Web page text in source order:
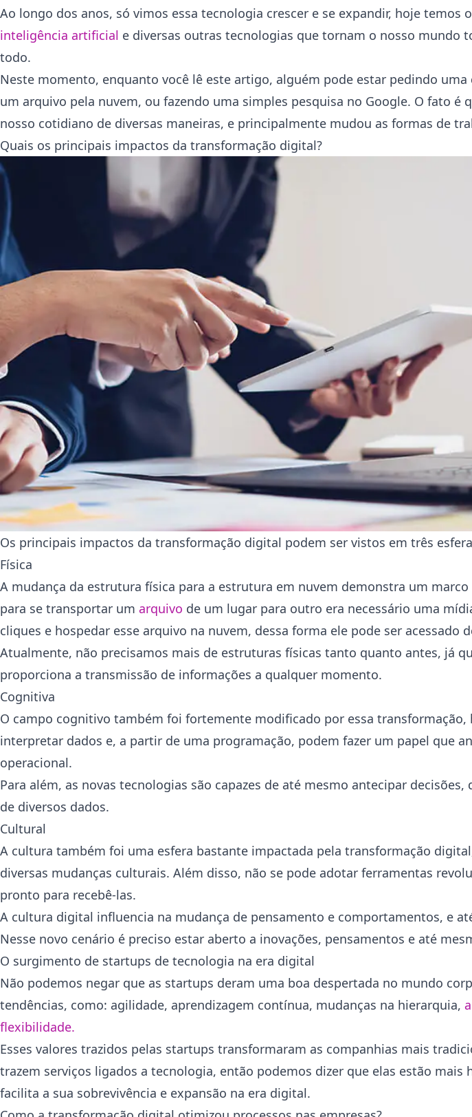
Ao longo dos anos, só vimos essa tecnologia crescer e se expandir, hoje temos o
inteligência artificial e diversas outras tecnologias que tornam o nosso
todo.
Neste momento, enquanto você lê este artigo, alguém pode estar pedindo
um arquivo pela nuvem, ou fazendo uma simples pesquisa no Google. O fato
nosso cotidiano de diversas maneiras, e principalmente mudou as formas de
Quais os principais impactos da transformação digital?
Os principais impactos da transformação digital podem ser vistos em três
Física
A mudança da estrutura física para a estrutura em nuvem demonstra um
para se transportar um arquivo de um lugar para outro era necessário uma
cliques e hospedar esse arquivo na nuvem, dessa forma ele pode ser
Atualmente, não precisamos mais de estruturas físicas tanto quanto antes, já
proporciona a transmissão de informações a qualquer momento.
Cognitiva
O campo cognitivo também foi fortemente modificado por essa transformação,
interpretar dados e, a partir de uma programação, podem fazer um papel que
operacional.
Para além, as novas tecnologias são capazes de até mesmo antecipar
de diversos dados.
Cultural
A cultura também foi uma esfera bastante impactada pela transformação
diversas mudanças culturais. Além disso, não se pode adotar ferramentas
pronto para recebê-las.
A cultura digital influencia na mudança de pensamento e comportamentos, e
Nesse novo cenário é preciso estar aberto a inovações, pensamentos e até
O surgimento de startups de tecnologia na era digital
Não podemos negar que as startups deram uma boa despertada no mundo
tendências, como: agilidade, aprendizagem contínua, mudanças na hierarquia,
flexibilidade.
Esses valores trazidos pelas startups transformaram as companhias mais
trazem serviços ligados a tecnologia, então podemos dizer que elas estão
facilita a sua sobrevivência e expansão na era digital.